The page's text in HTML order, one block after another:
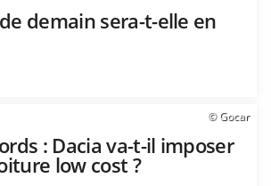
demain sera-t-elle en
© Gocar
: Dacia va-t-il imposer
low cost ?